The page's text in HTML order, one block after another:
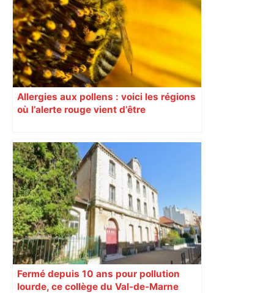
commerce ambulant de 6 heures à
minuit dans ce grand quartier populaire
et prévoit des sanctions pour libérer
l’espace public – ladepeche.fr
Allergies aux pollens : voici les régions
où l’alerte rouge vient d’être
Fermé depuis 10 ans pour pollution
lourde, ce collège du Val-de-Marne